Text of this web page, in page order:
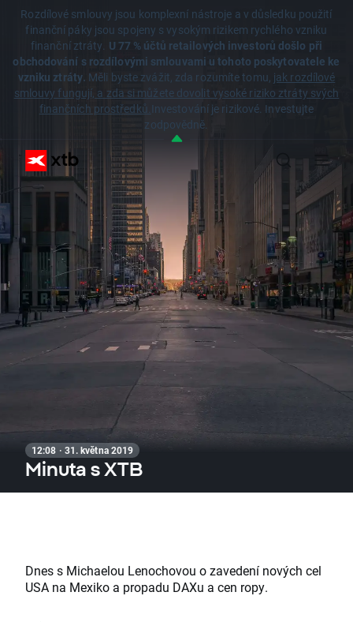
Rozdílové smlouvy jsou komplexní nástroje a v důsledku použití
finanční páky jsou spojeny s vysokým rizikem rychlého vzniku
finanční ztráty. U 77 % účtů retailových investorů došlo při
obchodování s rozdílovými smlouvami u tohoto poskytovatele ke
vzniku ztráty. Měli byste zvážit, zda rozumíte tomu, jak rozdílové
smlouvy fungují, a zda si můžete dovolit vysoké riziko ztráty svých
finančních prostředků.Investování je rizikové. Investujte
zodpovědně.
12:08 · 31. května 2019
Minuta s XTB
Dnes s Michaelou Lenochovou o zavedení nových cel
USA na Mexiko a propadu DAXu a cen ropy.